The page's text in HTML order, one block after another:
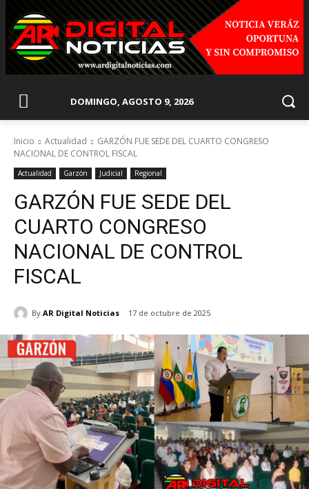
DOMINGO, AGOSTO 9, 2026
Inicio Actualidad
GARZÓN FUE SEDE DEL CUARTO CONGRESO
NACIONAL DE CONTROL FISCAL
Actualidad Garzón Judicial Regional
GARZÓN FUE SEDE DEL
CUARTO CONGRESO
NACIONAL DE CONTROL
FISCAL
By AR Digital Noticias 17 de octubre de 2025